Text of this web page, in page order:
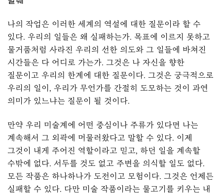
나의 작업은 이러한 세계의 역설에 대한 질문이라 할 수
있다. 우리의 일들은 왜 실패하는가. 목표에 이르지 못하고
물거품처럼 사라진 우리의 선한 의도와 그 일들에 바쳐진
시간들은 다 어디로 가는가. 그것은 나 자신을 향한
질문이고 우리의 한계에 대한 질문이다. 그것은 궁극적으로
우리의 일이, 우리가 무언가를 간절히 도모하는 것이 과연
의미가 있느냐는 질문이 될 것이다.
만약 우리 미술계에 어떤 중심이나 주류가 있다면 나는
계속해서 그 외곽에 머물러왔다고 말할 수 있다. 이제
그것이 내게 주어진 역할이라고 믿고, 하던 일을 계속할
수밖에 없다. 서두를 것도 없고 주변을 의식할 일도 없다.
모든 작품은 하나하나가 도전이고 모험이다. 그것은 언제든
실패할 수 있다. 다만 미술 작품이라는 물고기를 키우는 내